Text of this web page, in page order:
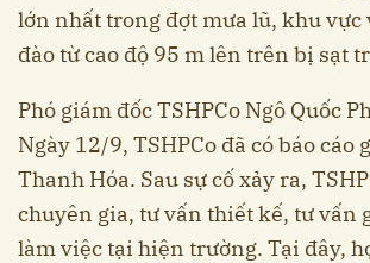
lớn nhất trong đợt mưa lũ, khu vực
đào từ cao độ 95 m lên trên bị sạt
Phó giám đốc TSHPCo Ngô Quốc
Ngày 12/9, TSHPCo đã có báo cáo
Thanh Hóa. Sau sự cố xảy ra,
chuyên gia, tư vấn thiết kế, tư vấn
làm việc tại hiện trường. Tại đây,